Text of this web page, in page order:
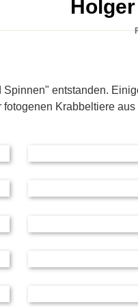
entstanden.
Krabbeltiere